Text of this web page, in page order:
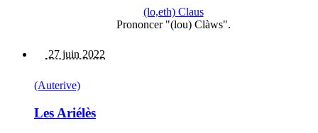
(lo,eth) Claus
Prononcer "(lou) Clàws".
27 juin 2022
(Auterive)
Les Ariélès